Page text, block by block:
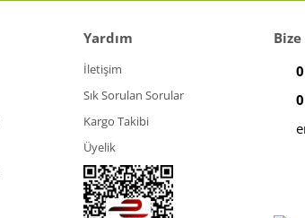
Yardım
İletişim
Sık Sorulan Sorular
Kargo Takibi
Üyelik
Bize